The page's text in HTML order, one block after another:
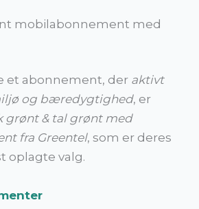
mobilabonnement med
et abonnement, der aktivt
og bæredygtighed, er
grønt & tal grønt med
fra Greentel, som er deres
oplagte valg.